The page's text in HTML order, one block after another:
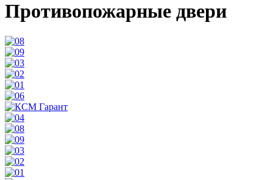
Противопожарные двери